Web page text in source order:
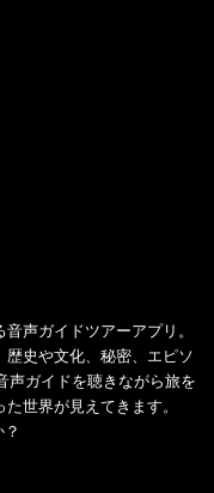
声ガイドツアーアプリ。
史や文化、秘密、エピソ
声ガイドを聴きながら旅を
世界が見えてきます。